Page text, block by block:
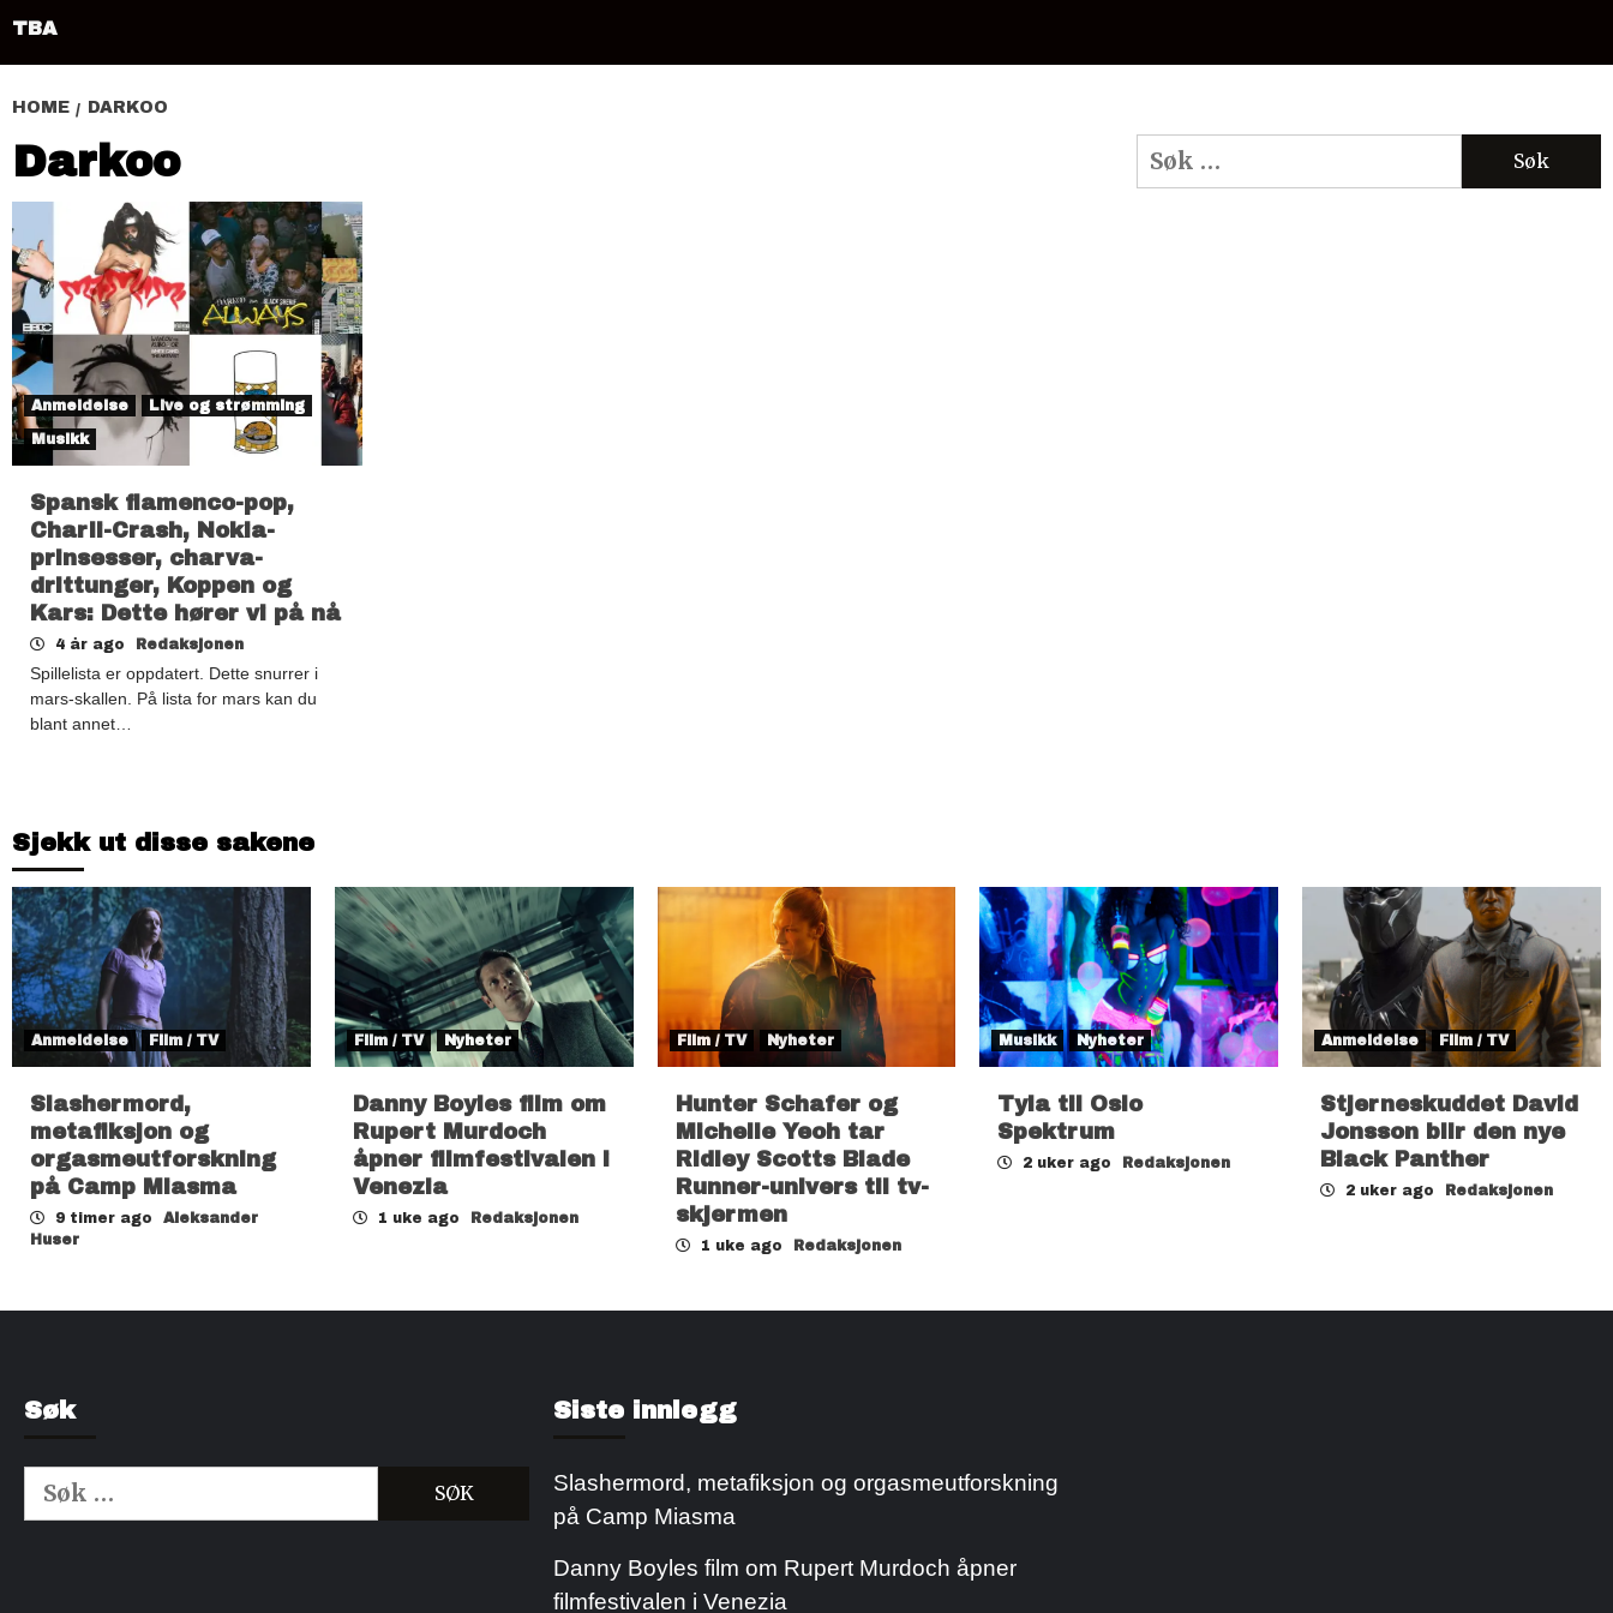
TBA
HOME DARKOO
Darkoo
Anmeldelse
Live og strømming
Musikk
Spansk flamenco-pop,
Charli-Crash, Nokia-
prinsesser, charva-
drittunger, Koppen og
Kars: Dette hører vi på nå
4 år ago Redaksjonen
Spillelista er oppdatert. Dette snurrer i
mars-skallen. På lista for mars kan du
blant annet…
Søk
etter:
Sjekk ut disse sakene
Anmeldelse Film / TV
Slashermord,
metafiksjon og
orgasmeutforskning
på Camp Miasma
9 timer ago
Aleksander
Huser
Film / TV Nyheter
Danny Boyles film om
Rupert Murdoch
åpner filmfestivalen i
Venezia
1 uke ago Redaksjonen
Film / TV Nyheter
Hunter Schafer og
Michelle Yeoh tar
Ridley Scotts Blade
Runner-univers til tv-
skjermen
1 uke ago Redaksjonen
Musikk Nyheter
Tyla til Oslo
Spektrum
2 uker ago Redaksjonen
Anmeldelse Film / TV
Stjerneskuddet David
Jonsson blir den nye
Black Panther
2 uker ago Redaksjonen
Søk
Søk
etter:
Siste innlegg
Slashermord, metafiksjon og orgasmeutforskning
på Camp Miasma
Danny Boyles film om Rupert Murdoch åpner
filmfestivalen i Venezia